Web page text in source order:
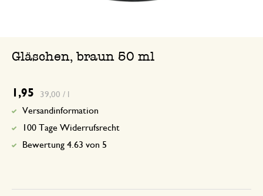
Gläschen, braun 50 ml
1,95 39,00 / l
Versandinformation
100 Tage Widerrufsrecht
Bewertung 4.63 von 5